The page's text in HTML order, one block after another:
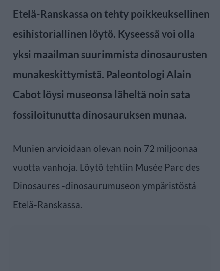
Etelä-Ranskassa on tehty poikkeuksellinen
esihistoriallinen löytö. Kyseessä voi olla
yksi maailman suurimmista dinosaurusten
munakeskittymistä. Paleontologi Alain
Cabot löysi museonsa läheltä noin sata
fossiloitunutta dinosauruksen munaa.
Munien arvioidaan olevan noin 72 miljoonaa
vuotta vanhoja. Löytö tehtiin Musée Parc des
Dinosaures -dinosaurumuseon ympäristöstä
Etelä-Ranskassa.